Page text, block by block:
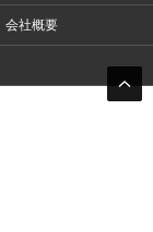
会社概要